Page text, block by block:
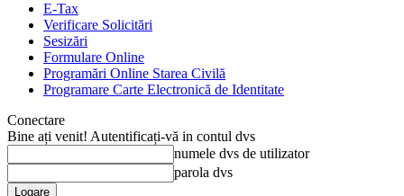
E-Tax
Verificare Solicitări
Sesizări
Formulare Online
Programări Online Starea Civilă
Programare Carte Electronică de Identitate
Conectare
Bine ați venit! Autentificați-vă in contul dvs
numele dvs de utilizator
parola dvs